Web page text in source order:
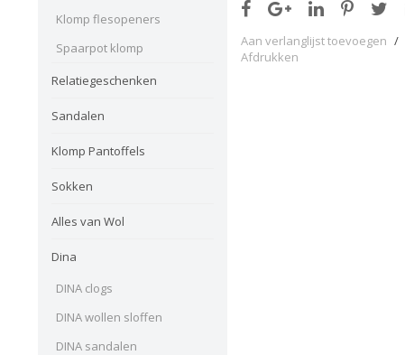
Klomp flesopeners
Spaarpot klomp
Relatiegeschenken
Sandalen
Klomp Pantoffels
Sokken
Alles van Wol
Dina
DINA clogs
DINA wollen sloffen
DINA sandalen
Aan verlanglijst toevoegen /
Afdrukken